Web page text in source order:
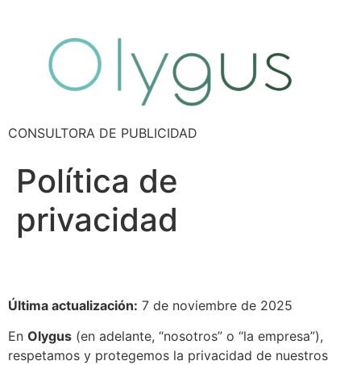
CONSULTORA DE PUBLICIDAD
Política de
privacidad
Última actualización: 7 de noviembre de 2025
En Olygus (en adelante, “nosotros” o “la empresa”),
respetamos y protegemos la privacidad de nuestros